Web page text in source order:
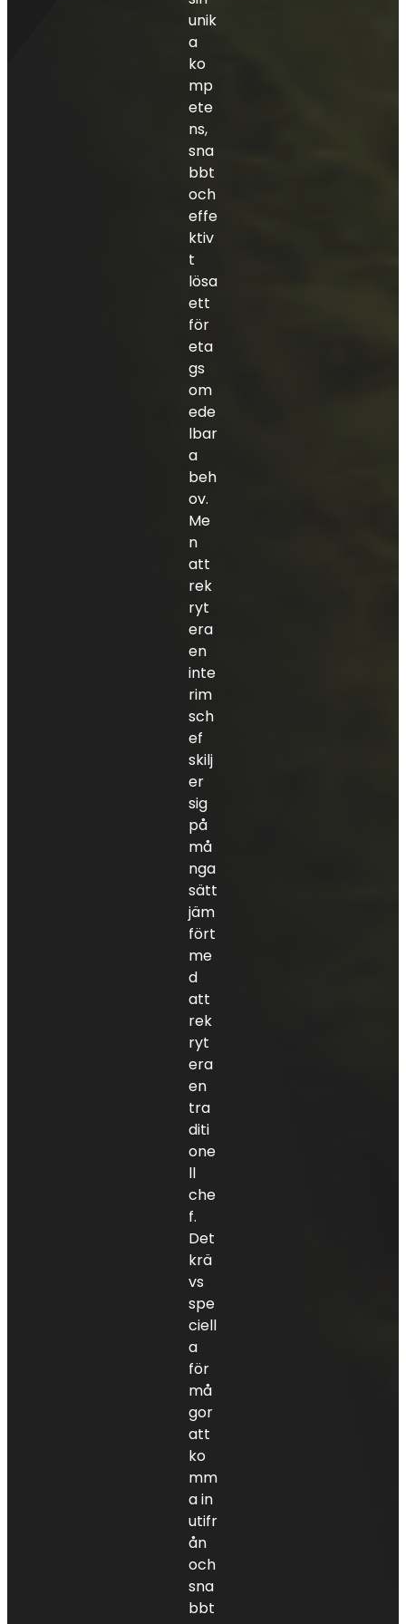
unik
a
ko
mp
ete
ns,
sna
bbt
och
effe
ktiv
t
lösa
ett
för
eta
gs
om
ede
lbar
a
beh
ov.
Me
n
att
rek
ryt
era
en
inte
rim
sch
ef
skilj
er
sig
på
må
nga
sätt
jäm
fört
me
d
att
rek
ryt
era
en
tra
diti
one
ll
che
f.
Det
krä
vs
spe
ciell
a
för
må
gor
att
ko
mm
a in
utifr
ån
och
sna
bbt